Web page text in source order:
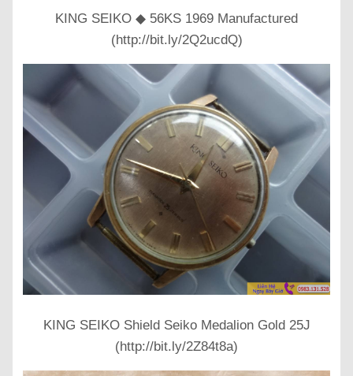
KING SEIKO ◆ 56KS 1969 Manufactured
(http://bit.ly/2Q2ucdQ)
KING SEIKO Shield Seiko Medalion Gold 25J
(http://bit.ly/2Z84t8a)